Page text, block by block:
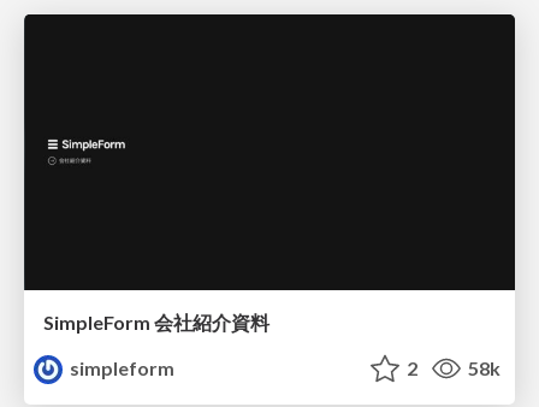
SimpleForm 会社紹介資料
simpleform
2 58k